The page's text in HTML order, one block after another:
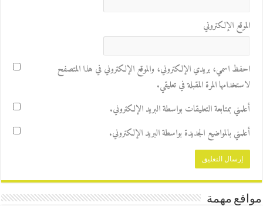
الموقع الإلكتروني
احفظ اسمي، بريدي الإلكتروني، والموقع الإلكتروني في هذا المتصفح
لاستخدامها المرة المقبلة في تعليقي.
أعلمني بمتابعة التعليقات بواسطة البريد الإلكتروني.
أعلمني بالمواضيع الجديدة بواسطة البريد الإلكتروني.
مواقع مهمة